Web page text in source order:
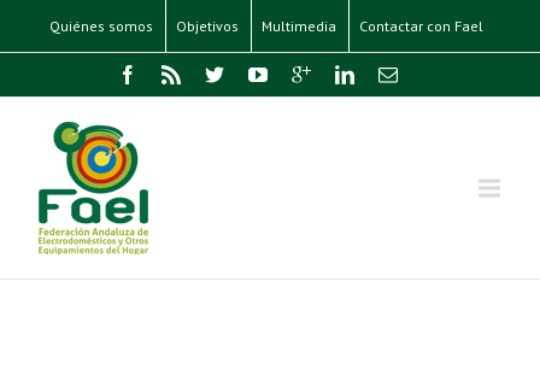
Quiénes somos Objetivos Multimedia Contactar con Fael